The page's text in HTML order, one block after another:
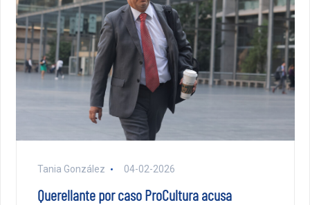
Tania González 04-02-2026
Querellante por caso ProCultura acusa